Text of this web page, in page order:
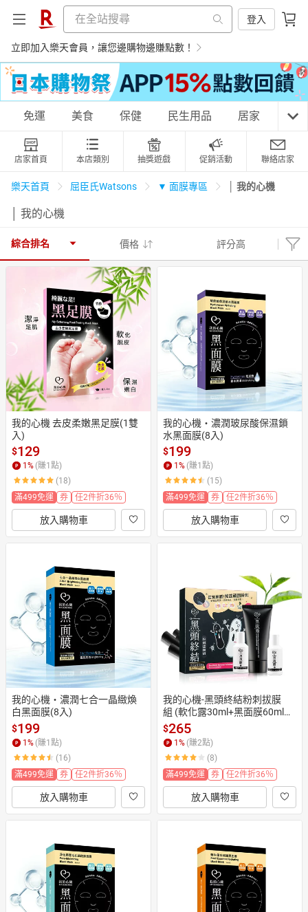
登入
立即加入樂天會員，讓您邊購物邊賺點數！
購物網分類
天天免運 美食蛋糕 養生保健 民生用品
居家生活 3C家電 親子玩具
女裝 男裝 化妝保養 情趣用品
日本購物 電子/紙本書
HOT
免運 美食 保健 民生用品 居家 3C
店家首頁 本店類別 抽獎遊戲 促銷活動 聯絡店家
樂天首頁 屈臣氏Watsons ▼ 面膜專區 │ 我的心機
│ 我的心機
綜合排名 價格 評分高
我的心機 去皮柔嫩黑足膜(1雙
入)
$129
1 % (賺1 點)
(18)
滿499免運
券 任2件折36％
放入購物車
我的心機‧濃潤玻尿酸保濕鎖
水黑面膜(8入)
$199
1 % (賺1 點)
(15)
滿499免運
券 任2件折36％
放入購物車
我的心機‧濃潤七合一晶緻煥
白黑面膜(8入)
$199
1% (賺1點)
(16)
滿499免運
券 任2件折36％
放入購物車
我的心機-黑頭終結粉刺拔膜
組 (軟化露30ml+黑面膜60ml
+緊緻露20ml)
$265
1% (賺2點)
(8)
滿499免運
券 任2件折36％
放入購物車